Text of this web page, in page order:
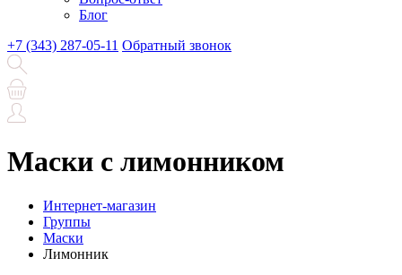
Блог
+7 (343) 287-05-11 Обратный звонок
Маски с лимонником
Интернет-магазин
Группы
Маски
Лимонник